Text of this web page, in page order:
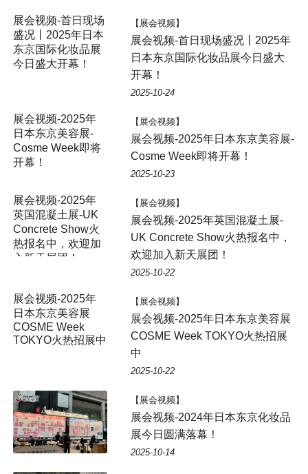
展会视频-首日现场
盛况丨2025年日本
东京国际化妆品展
今日盛大开幕！
【展会视频】
展会视频-首日现场盛况丨2025年
日本东京国际化妆品展今日盛大
开幕！
2025-10-24
【展会视频】
展会视频-2025年日本东京美容展-
Cosme Week即将开幕！
2025-10-23
展会视频-2025年
英国混凝土展-UK
Concrete Show火
热报名中，欢迎加
入新天展团！
【展会视频】
展会视频-2025年英国混凝土展-
UK Concrete Show火热报名中，
欢迎加入新天展团！
2025-10-22
【展会视频】
展会视频-2025年日本东京美容展
COSME Week TOKYO火热招展
中
2025-10-22
【展会视频】
展会视频-2024年日本东京化妆品
展今日圆满落幕！
2025-10-14